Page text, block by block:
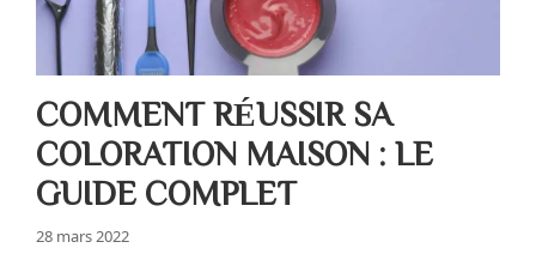
COMMENT RÉUSSIR SA
COLORATION MAISON : LE
GUIDE COMPLET
28 mars 2022